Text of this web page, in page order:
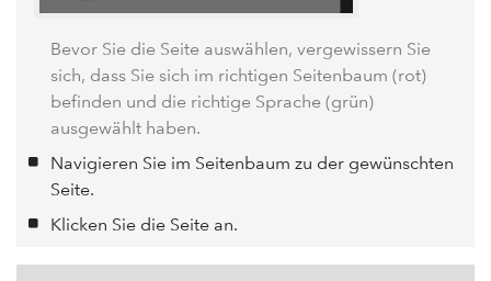
Bevor Sie die Seite auswählen, vergewissern Sie
sich, dass Sie sich im richtigen Seitenbaum (rot)
befinden und die richtige Sprache (grün)
ausgewählt haben.
Navigieren Sie im Seitenbaum zu der gewünschten
Seite.
Klicken Sie die Seite an.